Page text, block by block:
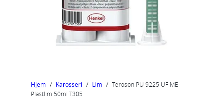
Hjem / Karosseri / Lim / Teroson PU 9225 UF ME
Plastlim 50ml T305